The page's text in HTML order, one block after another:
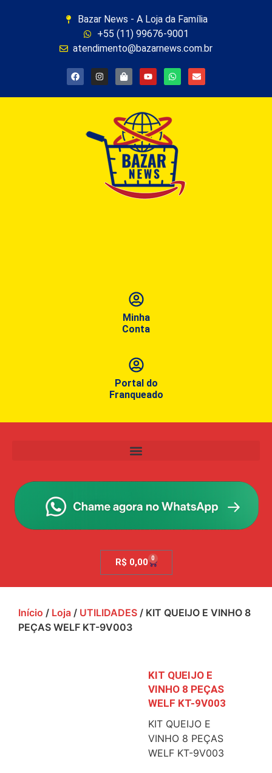
Bazar News - A Loja da Família
+55 (11) 99676-9001
atendimento@bazarnews.com.br
Minha
Conta
Portal do
Franqueado
R$ 0,00 0
Início / Loja / UTILIDADES / KIT QUEIJO E VINHO 8
PEÇAS WELF KT-9V003
KIT QUEIJO E
VINHO 8 PEÇAS
WELF KT-9V003
KIT QUEIJO E
VINHO 8 PEÇAS
WELF KT-9V003